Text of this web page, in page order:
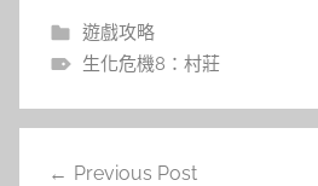
遊戲攻略
生化危機8：村莊
Previous Post